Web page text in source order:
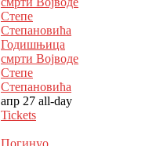
Степе
Степановића
Годишњица
смрти Војводе
Степе
Степановића
апр 27 all-day
Tickets
Погинуо